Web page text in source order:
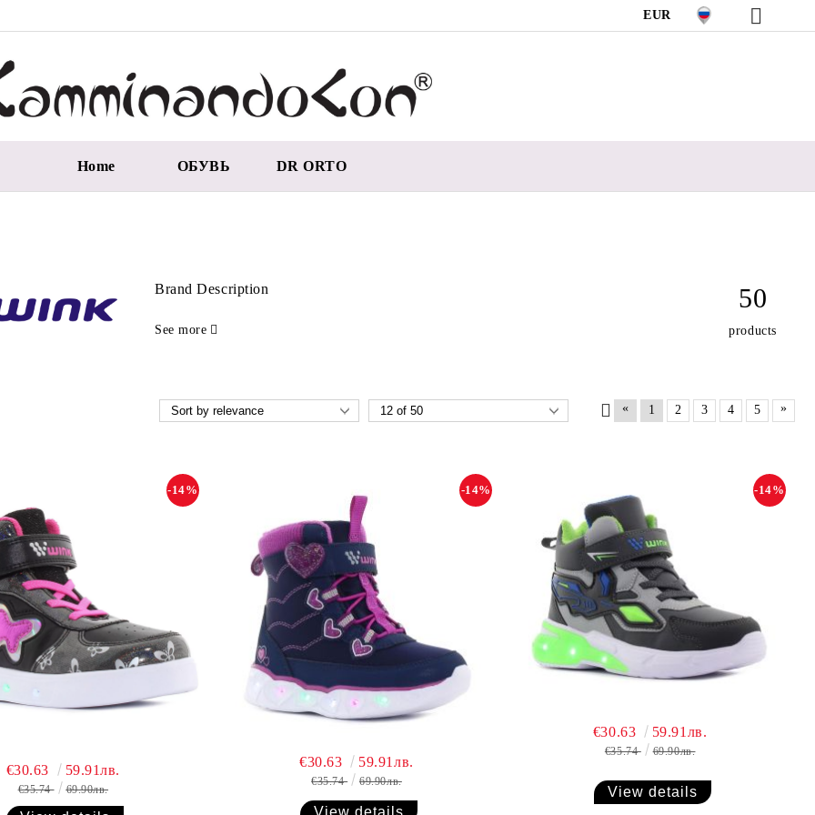
EUR
Home ОБУВЬ DR ORTO
Brand Description
See more
50
products
« 1 2 3 4 5 »
-14%
€30.63 59.91лв.
€35.74 69.90лв.
-14%
€30.63 59.91лв.
€35.74 69.90лв.
View details
-14%
€30.63 59.91лв.
€35.74 69.90лв.
View details